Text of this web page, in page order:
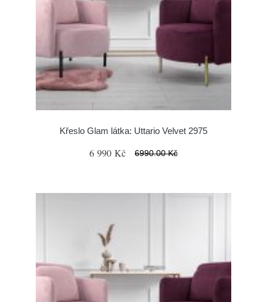
Křeslo Glam látka: Uttario Velvet 2975
6 990 Kč 6990.00 Kč